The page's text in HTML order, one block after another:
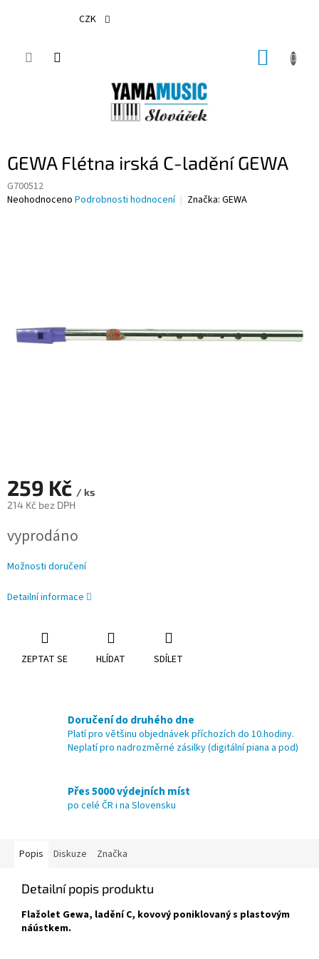
CZK
GEWA Flétna irská C-ladění GEWA
G700512
Průměrné
Neohodnoceno Podrobnosti hodnocení Značka: GEWA
259 Kč / ks
214 Kč bez DPH
cena:
vyprodáno
Možnosti doručení
Detailní informace
ZEPTAT SE HLÍDAT SDÍLET
Doručení do druhého dne
Platí pro většinu objednávek příchozích do 10.hodiny.
Neplatí pro nadrozměrné zásilky (digitální piana a pod)
Přes 5000 výdejních míst
po celé ČR i na Slovensku
Popis Diskuze Značka
Detailní popis produktu
Flažolet Gewa, ladění C, kovový poniklovaný s plastovým
náústkem.